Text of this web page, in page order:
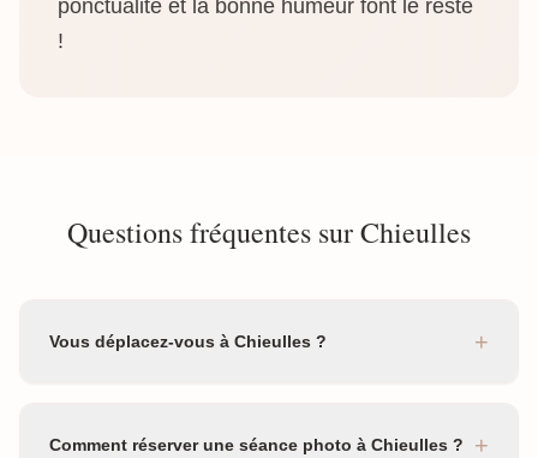
ponctualité et la bonne humeur font le reste
!
Questions fréquentes sur Chieulles
Vous déplacez-vous à Chieulles ? +
Comment réserver une séance photo à Chieulles ? +